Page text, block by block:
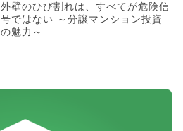
外壁のひび割れは、すべてが危険信
号ではない ～分譲マンション投資
の魅力～